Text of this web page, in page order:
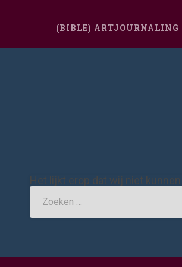
(BIBLE) ARTJOURNALING
Het lijkt erop dat wij niet